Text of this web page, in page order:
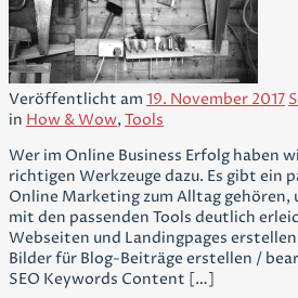
Veröffentlicht am 19. November 2017
in How & Wow, Tools
Wer im Online Business Erfolg haben
richtigen Werkzeuge dazu. Es gibt ein
Online Marketing zum Alltag gehören,
mit den passenden Tools deutlich
Webseiten und Landingpages
Bilder für Blog-Beiträge erstellen /
SEO Keywords Content […]